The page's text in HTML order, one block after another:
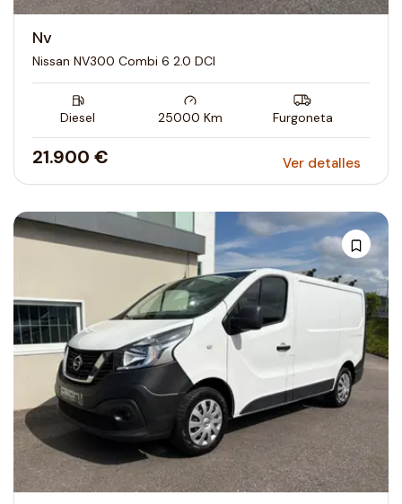
Nv
Nissan NV300 Combi 6 2.0 DCI
Diesel 25000 Km Furgoneta
21.900 € Ver detalles